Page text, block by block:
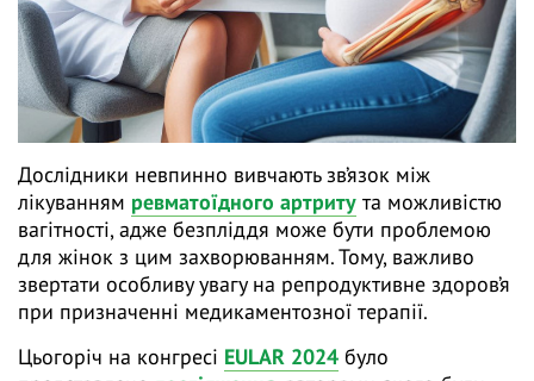
Дослідники невпинно вивчають зв’язок між
лікуванням ревматоїдного артриту та можливістю
вагітності, адже безпліддя може бути проблемою
для жінок з цим захворюванням. Тому, важливо
звертати особливу увагу на репродуктивне здоров’я
при призначенні медикаментозної терапії.
Цьогоріч на конгресі EULAR 2024 було